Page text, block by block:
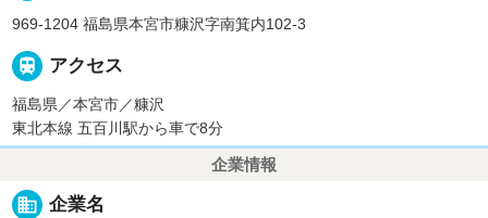
969-1204 福島県本宮市糠沢字南箕内102-3
 アクセス
福島県／本宮市／糠沢
東北本線 五百川駅から車で8分
企業情報
business 企業名